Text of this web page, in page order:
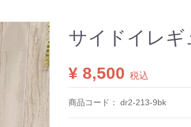
サイドイレ
¥ 8,500 税込
商品コード： dr2-213-9bk